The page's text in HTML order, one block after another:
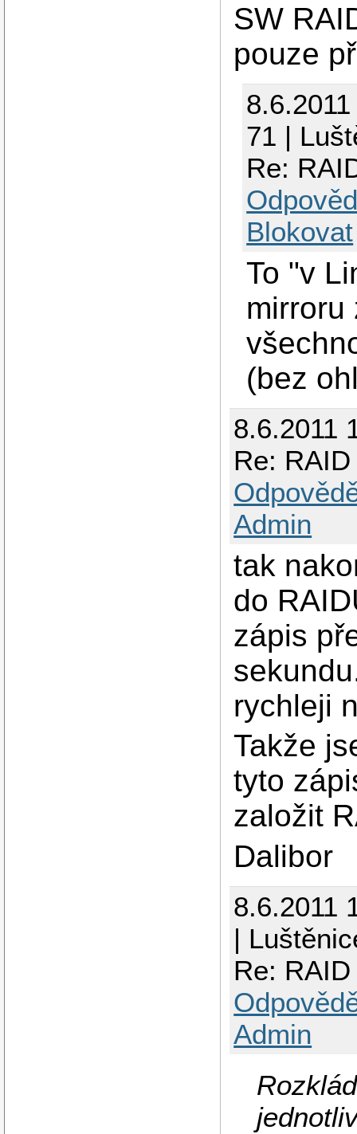
SW
pouze
71 |
Re:
Blokovat
To "v
mirroru
(bez
8.6.2011
Re:
Admin
tak
do
zápis
rychleji
Takže
tyto
založit
Dalibor
8.6.2011
|
Re:
Admin